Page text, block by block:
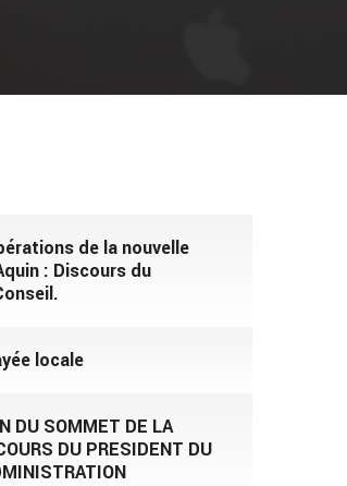
de la nouvelle
: Discours du
locale
DU SOMMET DE LA
DU PRESIDENT DU